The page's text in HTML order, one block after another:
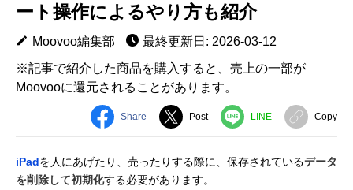
ート操作によるやり方も紹介
Moovoo編集部
最終更新日: 2026-03-12
※記事で紹介した商品を購入すると、売上の一部が
Moovooに還元されることがあります。
Share Post LINE Copy
iPadを人にあげたり、売ったりする際に、保存されているデータ
を削除して初期化する必要があります。